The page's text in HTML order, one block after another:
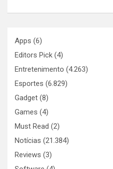
Apps (6)
Editors Pick (4)
Entretenimento (4.263)
Esportes (6.829)
Gadget (8)
Games (4)
Must Read (2)
Notícias (21.384)
Reviews (3)